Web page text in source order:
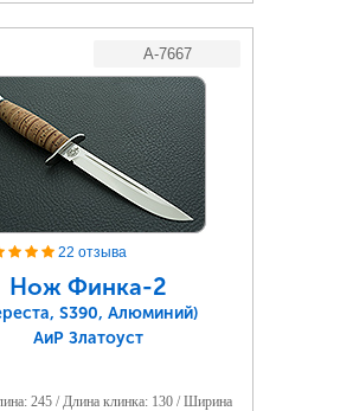
A-7667
22 отзыва
Нож Финка-2
S390, Алюминий)
АиР Златоуст
245 / Длина клинка: 130 / Ширина